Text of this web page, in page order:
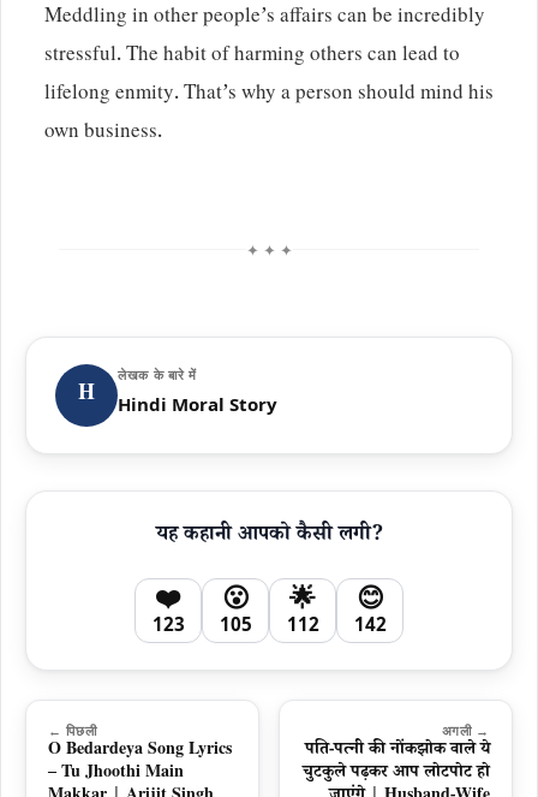
Meddling in other people’s affairs can be incredibly
stressful. The habit of harming others can lead to
lifelong enmity. That’s why a person should mind his
own business.
✦ ✦ ✦
H
लेखक के बारे में
Hindi Moral Story
यह कहानी आपको कैसी लगी?
❤️
123
😮
105
🌟
112
😊
142
← पिछली
O Bedardeya Song Lyrics
– Tu Jhoothi Main
अगली →
पति-पत्नी की नोंकझोक वाले ये
चुटकुले पढ़कर आप लोटपोट हो